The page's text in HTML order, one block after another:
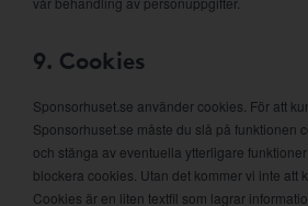
9. Cookies
Sponsorhuset.se använder cookies. För att
Sponsorhuset.se måste du slå på funktionen
och stänga av eventuella ytterligare
blockera cookies. Utan det kommer vi inte att
Cookies är en liten textfil som lagrar